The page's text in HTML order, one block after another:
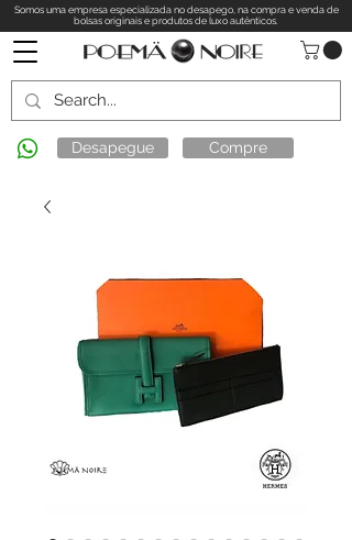
Somos uma empresa especializada no desapego, na compra e venda de
bolsas originais e produtos de luxo autênticos.
Desapegue Compre